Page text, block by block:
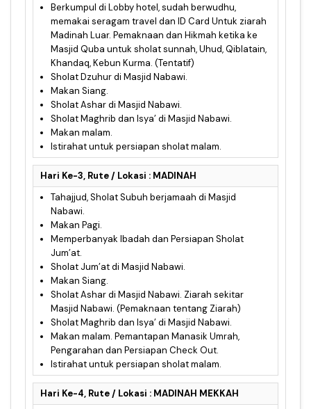
Berkumpul di Lobby hotel, sudah berwudhu,
memakai seragam travel dan ID Card Untuk ziarah
Madinah Luar. Pemaknaan dan Hikmah ketika ke
Masjid Quba untuk sholat sunnah, Uhud, Qiblatain,
Khandaq, Kebun Kurma. (Tentatif)
Sholat Dzuhur di Masjid Nabawi.
Makan Siang.
Sholat Ashar di Masjid Nabawi.
Sholat Maghrib dan Isya’ di Masjid Nabawi.
Makan malam.
Istirahat untuk persiapan sholat malam.
Hari Ke-3, Rute / Lokasi : MADINAH
Tahajjud, Sholat Subuh berjamaah di Masjid
Nabawi.
Makan Pagi.
Memperbanyak Ibadah dan Persiapan Sholat
Jum’at.
Sholat Jum’at di Masjid Nabawi.
Makan Siang.
Sholat Ashar di Masjid Nabawi. Ziarah sekitar
Masjid Nabawi. (Pemaknaan tentang Ziarah)
Sholat Maghrib dan Isya’ di Masjid Nabawi.
Makan malam. Pemantapan Manasik Umrah,
Pengarahan dan Persiapan Check Out.
Istirahat untuk persiapan sholat malam.
Hari Ke-4, Rute / Lokasi : MADINAH MEKKAH